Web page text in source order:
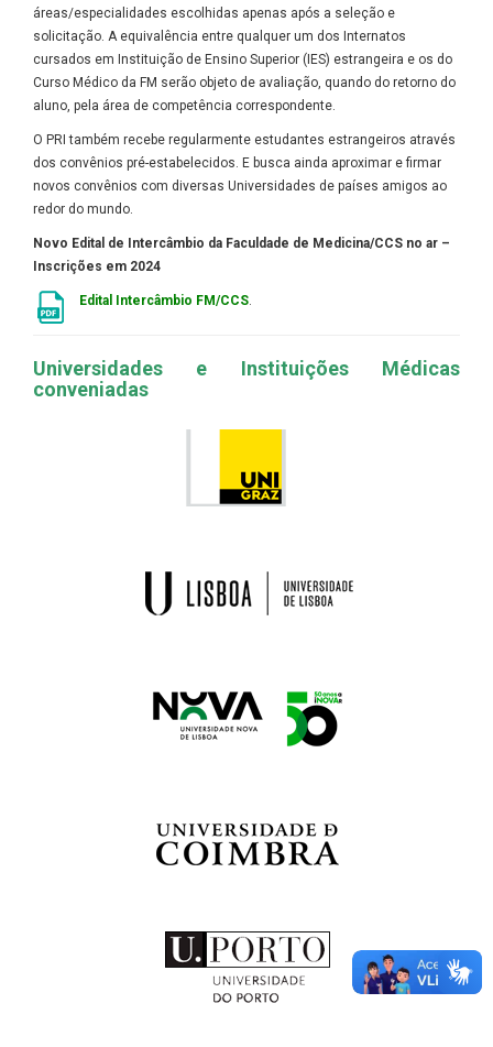
áreas/especialidades escolhidas apenas após a seleção e
solicitação. A equivalência entre qualquer um dos Internatos
cursados em Instituição de Ensino Superior (IES) estrangeira e os do
Curso Médico da FM serão objeto de avaliação, quando do retorno do
aluno, pela área de competência correspondente.
O PRI também recebe regularmente estudantes estrangeiros através
dos convênios pré-estabelecidos. E busca ainda aproximar e firmar
novos convênios com diversas Universidades de países amigos ao
redor do mundo.
Novo Edital de Intercâmbio da Faculdade de Medicina/CCS no ar –
Inscrições em 2024
Edital Intercâmbio FM/CCS.
Universidades e Instituições Médicas
conveniadas